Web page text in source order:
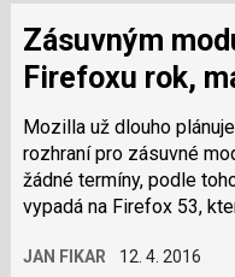
Zásuvným modulům zbývá ve
Firefoxu rok,
Mozilla už dlouho
rozhraní pro zásuvné
žádné termíny, podle
vypadá na Firefox 53,
JAN FIKAR 12. 4. 2016